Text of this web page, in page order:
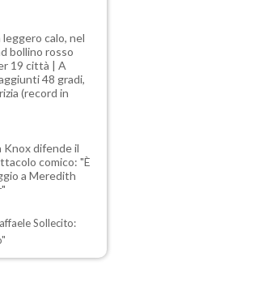
leggero calo, nel
bollino rosso
19 città | A
48 gradi,
(record in
Knox difende il
comico: "È
a Meredith
Sollecito: